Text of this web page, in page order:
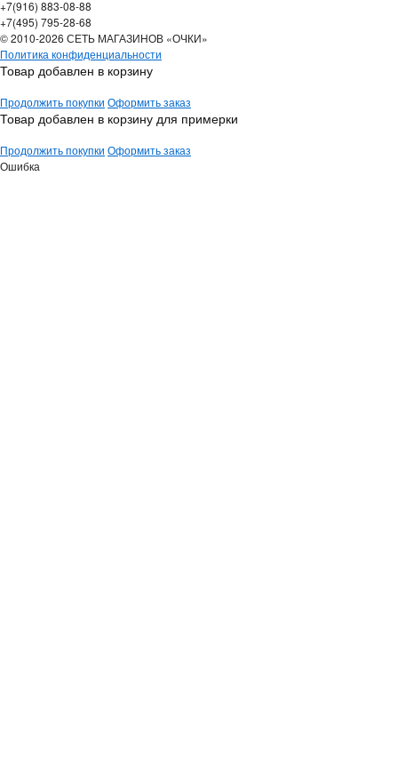
+7(916) 883-08-88
+7(495) 795-28-68
© 2010-2026 СЕТЬ МАГАЗИНОВ «ОЧКИ»
Политика конфиденциальности
Товар добавлен в корзину
Продолжить покупки Оформить заказ
Товар добавлен в корзину для примерки
Продолжить покупки Оформить заказ
Ошибка